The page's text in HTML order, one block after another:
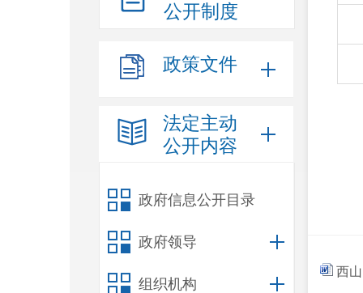
公开制度
政策文件
法定主动
公开内容
政府信息公开目录
政府领导
组织机构
西